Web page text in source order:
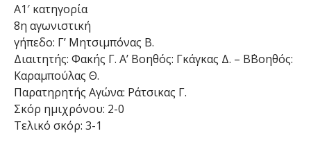
Α1′ κατηγορία
8η αγωνιστική
γήπεδο: Γ’ Μητσιμπόνας Β.
Διαιτητής: Φακής Γ. Α’ Βοηθός: Γκάγκας Δ. – Β΄Βοηθός:
Καραμπούλας Θ.
Παρατηρητής Αγώνα: Ράτσικας Γ.
Σκόρ ημιχρόνου: 2-0
Τελικό σκόρ: 3-1